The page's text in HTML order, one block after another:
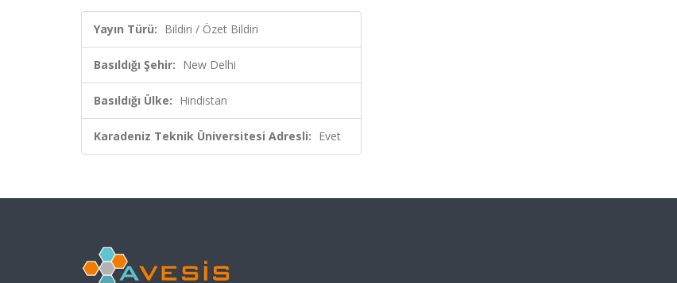
Yayın Türü: Bildiri / Özet Bildiri
Basıldığı Şehir: New Delhi
Basıldığı Ülke: Hindistan
Karadeniz Teknik Üniversitesi Adresli: Evet